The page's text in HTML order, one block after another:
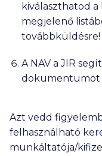
kiválaszthatod
megjelenő
továbbküldésre!
A NAV a JIR
dokumentumot
Azt vedd
felhasználható
munkáltatója/